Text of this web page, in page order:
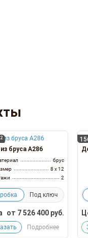
2
бруса А286
брус
8 x 12
2
Под ключ
от 7 526 400руб.
Подробнее